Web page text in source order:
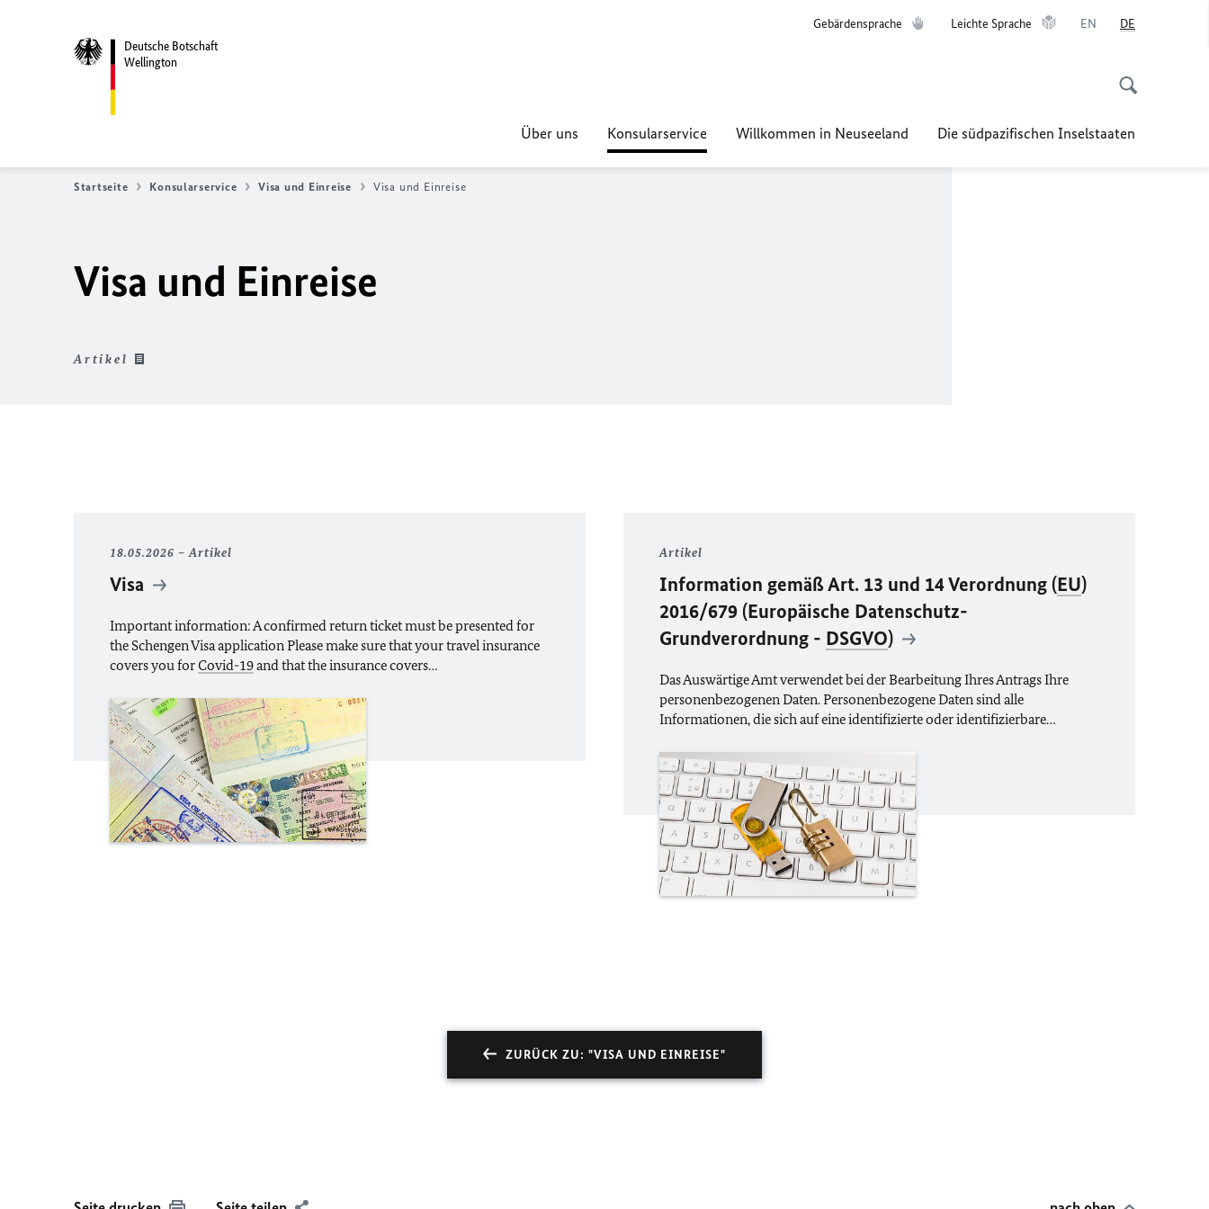
Deutsche Botschaft
Wellington
Gebärdensprache Leichte Sprache EN DE
Über uns Konsularservice Willkommen in Neuseeland Die südpazifischen Inselstaaten
Startseite Konsularservice Visa und Einreise Visa und Einreise
Visa und Einreise
Artikel
18.05.2026 Artikel
Visa
Important information: A confirmed return ticket must be presented for
the Schengen Visa application Please make sure that your travel insurance
covers you forCovid-19and that the insurance covers…
Artikel
Information gemäß Art. 13 und 14 Verordnung (EU)
2016/679 (Europäische Datenschutz-
Grundverordnung - DSGVO)
Das Auswärtige Amt verwendet bei der Bearbeitung Ihres Antrags Ihre
personenbezogenen Daten. Personenbezogene Daten sind alle
Informationen, die sich auf eine identifizierte oder identifizierbare…
ZURÜCK ZU: "VISA UND EINREISE"